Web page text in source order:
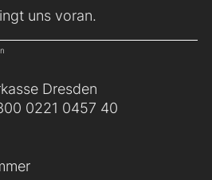
uns voran.
Dresden
0221 0457 40